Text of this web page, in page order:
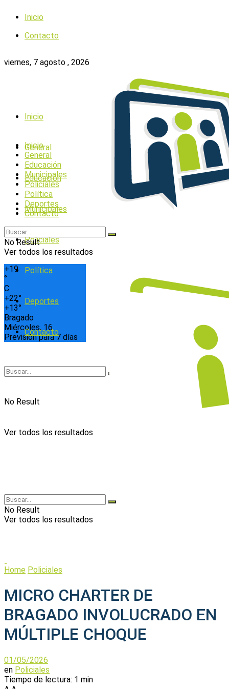
Inicio
Contacto
viernes, 7 agosto , 2026
+19
°
C
+22°
+13°
Bragado
Miércoles, 16
Previsión para 7 días
Inicio
General
Educación
Municipales
Policiales
Política
Deportes
Contacto
No Result
Ver todos los resultados
Inicio
General
Educación
Municipales
Policiales
Política
Deportes
Contacto
No Result
Ver todos los resultados
No Result
Ver todos los resultados
Home Policiales
MICRO CHARTER DE
BRAGADO INVOLUCRADO EN
MÚLTIPLE CHOQUE
01/05/2026
en Policiales
Tiempo de lectura: 1 min